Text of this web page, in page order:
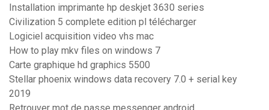
Installation imprimante hp deskjet 3630 series
Civilization 5 complete edition pl télécharger
Logiciel acquisition video vhs mac
How to play mkv files on windows 7
Carte graphique hd graphics 5500
Stellar phoenix windows data recovery 7.0 + serial key
2019